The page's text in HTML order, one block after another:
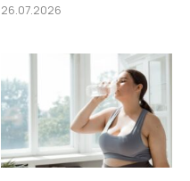
26.07.2026